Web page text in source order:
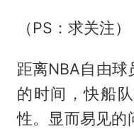
（PS：求关注）
距离NBA自由球
的时间，快船
性。显而易见的